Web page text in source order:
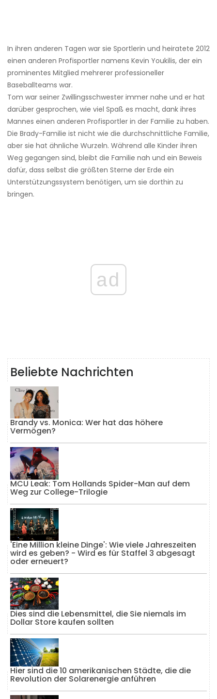
In ihren anderen Tagen war sie Sportlerin und heiratete 2012
einen anderen Profisportler namens Kevin Youkilis, der ein
prominentes Mitglied mehrerer professioneller
Baseballteams war.
Tom war seiner Zwillingsschwester immer nahe und er hat
darüber gesprochen, wie viel Spaß es macht, dank ihres
Mannes einen anderen Profisportler in der Familie zu haben.
Die Brady-Familie ist nicht wie die durchschnittliche Familie,
aber sie hat ähnliche Wurzeln. Während alle Kinder ihren
Weg gegangen sind, bleibt die Familie nah und ein Beweis
dafür, dass selbst die größten Sterne der Erde ein
Unterstützungssystem benötigen, um sie dorthin zu
bringen.
ad
Beliebte Nachrichten
Brandy vs. Monica: Wer hat das höhere
Vermögen?
MCU Leak: Tom Hollands Spider-Man auf dem
Weg zur College-Trilogie
'Eine Million kleine Dinge': Wie viele Jahreszeiten
wird es geben? - Wird es für Staffel 3 abgesagt
oder erneuert?
Dies sind die Lebensmittel, die Sie niemals im
Dollar Store kaufen sollten
Hier sind die 10 amerikanischen Städte, die die
Revolution der Solarenergie anführen